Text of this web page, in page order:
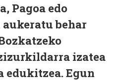
Pagoa edo
behar
izatea
edukitzea. Egun